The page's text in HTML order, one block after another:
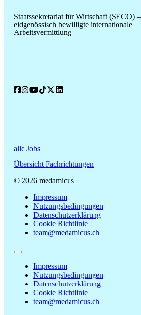
Staatssekretariat für Wirtschaft (SECO) –
eidgenössisch bewilligte internationale
Arbeitsvermittlung
alle Jobs
Übersicht Fachrichtungen
© 2026 medamicus
Impressum
Nutzungsbedingungen
Datenschutzerklärung
Cookie Richtlinie
team@medamicus.ch
Impressum
Nutzungsbedingungen
Datenschutzerklärung
Cookie Richtlinie
team@medamicus.ch